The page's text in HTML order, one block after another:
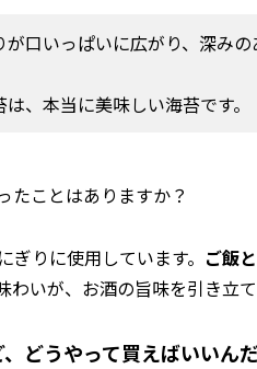
が口いっぱいに広がり、深み
、本当に美味しい海苔です。
たことはありますか？
りに使用しています。 ご飯
いが、お酒の旨味を引き立て
どうやって買えばいいん